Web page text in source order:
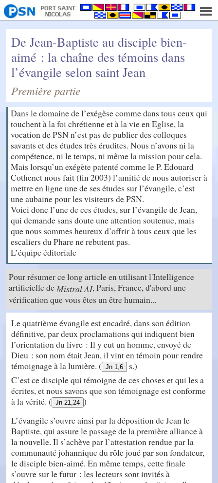
De Jean-Baptiste au disciple bien-
aimé : la chaîne des témoins dans
l’évangile selon saint Jean
Première partie
Dans le domaine de l’exégèse comme dans tous ceux qui
touchent à la foi chrétienne et à la vie en Eglise, la
vocation de PSN n’est pas de publier des colloques
savants et des études très érudites. Nous n’avons ni la
compétence, ni le temps, ni même la mission pour cela.
Mais lorsqu’un exégète patenté comme le P. Edouard
Cothenet nous fait (fin 2003) l’amitié de nous autoriser à
mettre en ligne une de ses études sur l’évangile, c’est
une aubaine pour les visiteurs de PSN.
Voici donc l’une de ces études, sur l’évangile de Jean,
qui demande sans doute une attention soutenue, mais
que nous sommes heureux d’offrir à tous ceux que les
escaliers du Phare ne rebutent pas.
L’équipe éditoriale
Pour résumer ce long article en utilisant l'Intelligence
artificielle deMistral AI, Paris, France, d'abord une
vérification que vous êtes un être humain...
Le quatrième évangile est encadré, dans son édition
définitive, par deux proclamations qui indiquent bien
l’orientation du livre : Il y eut un homme, envoyé de
Dieu : son nom était Jean, il vint en témoin pour rendre
témoignage à la lumière. ( Jn 1,6
s.)
C’est ce disciple qui témoigne de ces choses et qui les a
écrites, et nous savons que son témoignage est conforme
à la vérité. ( Jn 21,24 )
L’évangile s’ouvre ainsi par la déposition de Jean le
Baptiste, qui assure le passage de la première alliance à
la nouvelle. Il s’achève par l’attestation rendue par la
communauté johannique du rôle joué par son fondateur,
le disciple bien-aimé. En même temps, cette finale
s’ouvre sur le futur : les lecteurs sont invités à